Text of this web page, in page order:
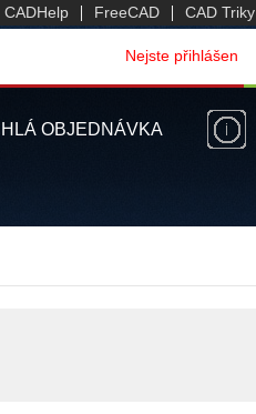
CADHelp FreeCAD CAD Triky
Nejste přihlášen
OBJEDNÁVKA